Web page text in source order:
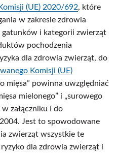
(UE) 2020/692, które
w zakresie zdrowia
i kategorii zwierząt
pochodzenia
dla zdrowia zwierząt, do
Komisji (UE)
mięsa” powinna uwzględniać
mielonego” i „surowego
załączniku I do
Jest to spowodowane
zwierząt wszystkie te
dla zdrowia zwierząt i